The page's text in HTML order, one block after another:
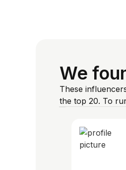
We
These
the top 20. To